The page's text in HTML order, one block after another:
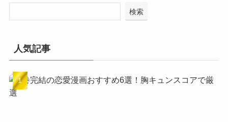
検索
人気記事